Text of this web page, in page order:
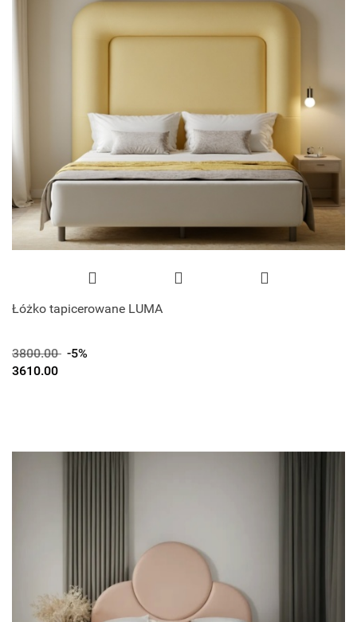
Łóżko tapicerowane LUMA
3800.00 -5%
3610.00